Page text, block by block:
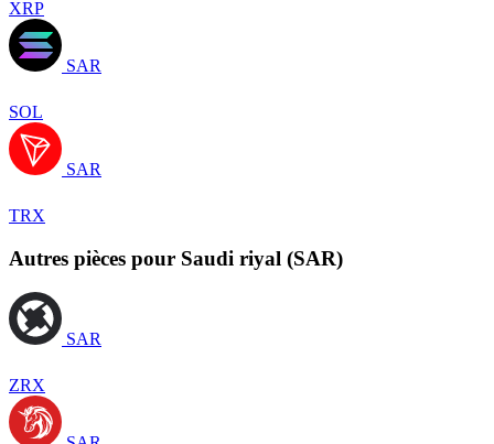
XRP
SAR
SOL
SAR
TRX
Autres pièces pour Saudi riyal (SAR)
SAR
ZRX